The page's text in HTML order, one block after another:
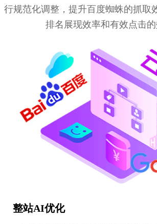
行规范化调整，提升百度蜘蛛的抓取
排名展现效率和有效点击的
整站AI优化